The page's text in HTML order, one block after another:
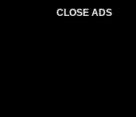
CLOSE ADS